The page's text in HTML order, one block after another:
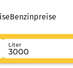
Benzinpreise
Liter